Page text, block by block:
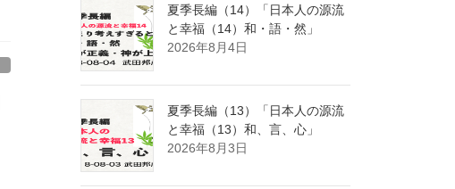
夏季長編（14）「日本人の源流
と幸福（14）和・語・然」
2026年8月4日
夏季長編（13）「日本人の源流
と幸福（13）和、言、心」
2026年8月3日